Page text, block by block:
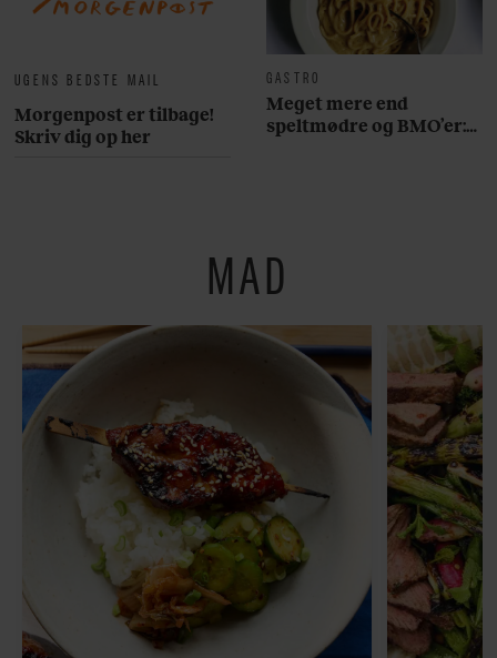
UGENS BEDSTE MAIL
Morgenpost er tilbage!
Skriv dig op her
GASTRO
Meget mere end
speltmødre og BMO’er:
MAD